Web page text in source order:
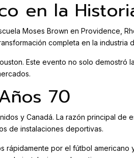
en la
Moses Brown en Providence,
completa en la industria
Este evento no solo demostró
70
y Canadá. La razón principal
de instalaciones deportivas.
por el fútbol americano